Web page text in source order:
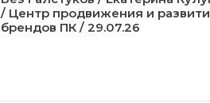
/ Центр продвижения и
брендов ПК / 29.07.26